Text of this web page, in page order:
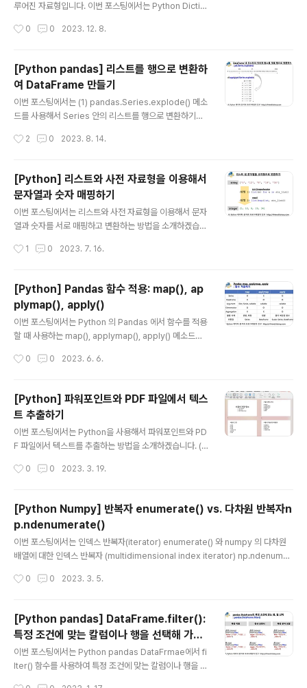
루어진 자료형입니다. 이번 포스팅에서는 Python Dictio
개하겠습니다. (1) Dictionary 의 특정 값을 가진 sub Di
key 는 영어 알파벳이고, value 는 정수 [0, 1, 2] 중에서
무작위로 생성해서 {key: value} 쌍으로 이루어진 Dictio
nary 입니다. # Sample Dictionary import string im
port numpy as np np.random.seed(1004) # fo..
0 0 2023. 12. 8.
[Python pandas] 리스트를 행으로 변환하
여 DataFrame 만들기
이번 포스팅에서는 (1) pandas.Series.explode() 메소
드를 사용해서 Series 안의 리스트를 행으로 변환하기
aFrame 안의 리스트를 행으로 변환하기 (3) DataFram
(1) pandas.Series.explode() 메소드를 사용해서 Ser
ies 안의 리스트(list)를 행으로 변환하기 ignore_index
=False 가 디폴트 모드이며, 같은 리스트 내 원소들에 대
해서는 같은 인덱스 번호가 부여됩니다. import pandas
as pd # Series.explode(ignore_index=False) #
2 0 2023. 8. 14.
[Python] 리스트와 사전 자료형을 이용해서
문자열과 숫자 매핑하기
이번 포스팅에서는 리스트와 사전 자료형을 이용해서 문자
열과 숫자를 서로 매핑하고 변환하는 방법을 소개하겠습니
거에서 한 발자국씩만 더 나가봤습니다.) (1) 리스트 내 문
변환하기 (3) 고유한 문자열에 정수를 매핑하기 (4) 고
유한 정수에 문자열을 매핑하기 (1) 리스트 내 문자열 을
숫자로 변환하기 * 방법 1: Python의 List Comprehen
sion 과 int(str) 메소드를 같이 사용하는 방법입니다. ##
Converting string list to integer list str_list = ['5',
1 0 2023. 7. 16.
[Python] Pandas 함수 적용: map(), ap
plymap(), apply()
이번 포스팅에서는 Python 의 Pandas 에서 함수를 적용
할 때 사용하는 map(), applymap(), apply() 메소드에
ment-wise 로 함수 적용 (2) applymap(): DataFram
map(): Series 에 대해 element-wise 로 함수 적용 예
제로 사용할 DataFrame을 만들어보겠습니다. import n
umpy as np import pandas as pd ## making a s
ample pandas DataFrame np.random.seed..
0 0 2023. 6. 6.
[Python] 파워포인트와 PDF 파일에서 텍스
트 추출하기
이번 포스팅에서는 Python을 사용해서 파워포인트와 PD
F 파일에서 텍스트를 추출하는 방법을 소개하겠습니다. (1)
rom a PowerPoint file) (2) PDF 파일에서 텍스트 추
할 파워포인트와 PDF 파일 첨부합니다. * 예제 파워포인
트 파일: "서울관광명소.pptx" * 예제 PDF 파일: "서울관
광명소.pdf" 예제로 사용하는 "서울관광명소.pptx" 파일
은 아래와 같이 텍스트로 구성되어 있습니다. (1) 파워포인
트 파일에서 텍스트 추출하기 (Extracting text from a
0 0 2023. 3. 19.
[Python Numpy] 반복자 enumerate() vs. 다차원 반복자n
p.ndenumerate()
이번 포스팅에서는 인덱스 반복자(iterator) enumerate() 와 numpy 의 다차원
배열에 대한 인덱스 반복자 (multidimensional index iterator) np.ndenumer
numerate() (2) 다차원 배열 (multidimensional index iterator): numpy.nd
eated execution)하는 것을 말합니다. Python은 이러한 반복 작업을 더 쉽게 수
행할 수 있도록 하는 여러 언어 기능이 있습니다. 반복자(iterator)는 반복할 수 있는
값..
0 0 2023. 3. 5.
[Python pandas] DataFrame.filter():
특정 조건에 맞는 칼럼이나 행을 선택해 가져
오기
이번 포스팅에서는 Python pandas DataFrmae에서 fi
lter() 함수를 사용하여 특정 조건에 맞는 칼럼이나 행을 선